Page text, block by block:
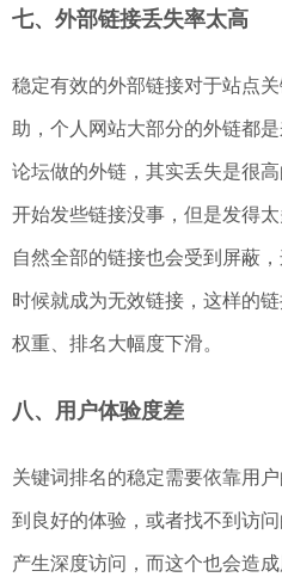
七、外部链接丢失率太高
稳定有效的外部链接对于站点
助，个人网站大部分的外链都
论坛做的外链，其实丢失是很
开始发些链接没事，但是发得
自然全部的链接也会受到屏蔽
时候就成为无效链接，这样的
权重、排名大幅度下滑。
八、用户体验度差
关键词排名的稳定需要依靠用
到良好的体验，或者找不到访
产生深度访问，而这个也会造